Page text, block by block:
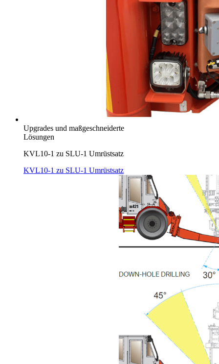
Upgrades und maßgeschneiderte
Lösungen
KVL10-1 zu SLU-1 Umrüstsatz
KVL10-1 zu SLU-1 Umrüstsatz